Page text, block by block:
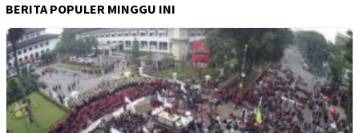
BERITA POPULER MINGGU INI